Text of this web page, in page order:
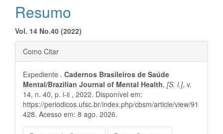
Conteúdo
do
artigo
principal
Resumo
Vol. 14 No.40 (2022)
Detalhes
do
artigo
Como Citar
Expediente . Cadernos Brasileiros de Saúde
Mental/Brazilian Journal of Mental Health, [S. l.], v.
14, n. 40, p. i-ii , 2022. Disponível em:
https://periodicos.ufsc.br/index.php/cbsm/article/view/91
428. Acesso em: 8 ago. 2026.